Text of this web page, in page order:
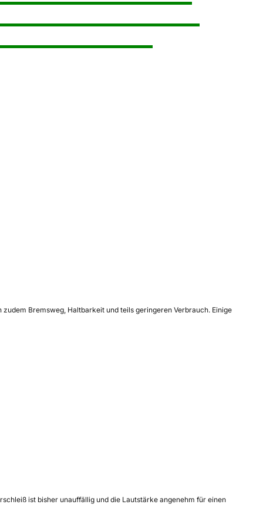
Bremsweg, Haltbarkeit und teils geringeren Verbrauch. Einige
ist bisher unauffällig und die Lautstärke angenehm für einen